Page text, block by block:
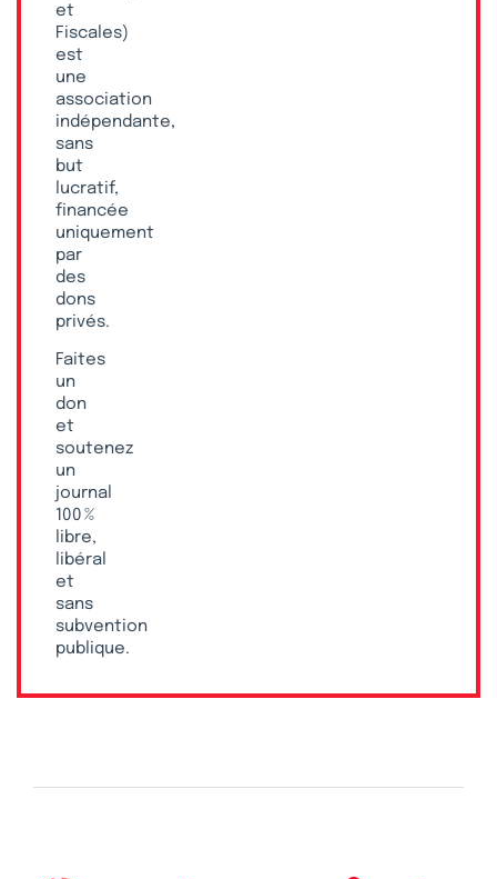
et
Fiscales)
est
une
association
indépendante,
sans
but
lucratif,
financée
uniquement
par
des
dons
privés.
Faites
un
don
et
soutenez
un
journal
100 %
libre,
libéral
et
sans
subvention
publique.